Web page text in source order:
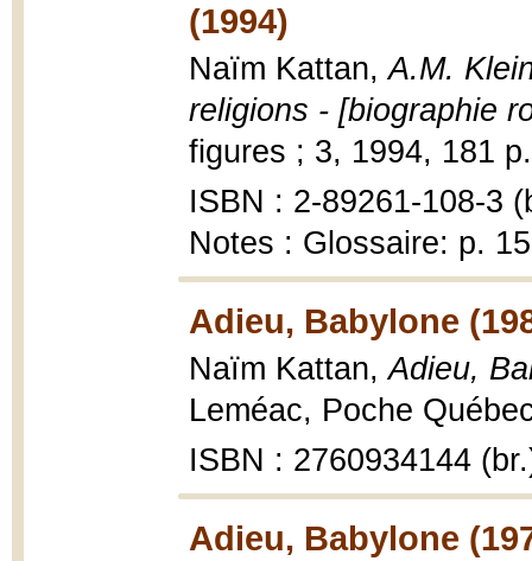
(1994)
Naïm Kattan,A.M.
religions - [biographie
figures ; 3, 1994, 181
ISBN : 2-89261-108-3
Notes : Glossaire: p.
Adieu, Babylone
Naïm Kattan,Adieu,
Leméac, Poche
ISBN : 2760934144
Adieu, Babylone